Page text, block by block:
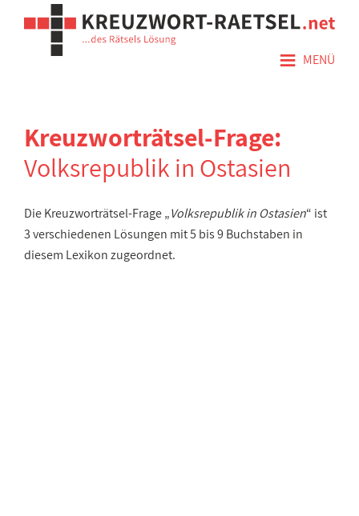
≡ MENÜ
Kreuzworträtsel-Frage:
Volksrepublik in Ostasien
Die Kreuzworträtsel-Frage „Volksrepublik in Ostasien“ ist
3 verschiedenen Lösungen mit 5 bis 9 Buchstaben in
diesem Lexikon zugeordnet.